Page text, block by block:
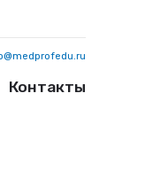
Контакты